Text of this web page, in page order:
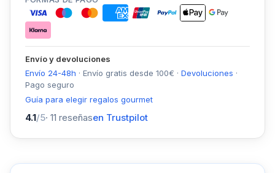
Envío y devoluciones
Envío 24-48h · Envío gratis desde 100€ · Devoluciones ·
Pago seguro
Guía para elegir regalos gourmet
4.1/5· 11 reseñasen Trustpilot